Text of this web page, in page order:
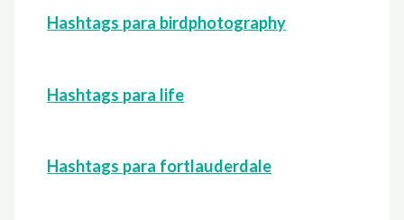
Hashtags para birdphotography
Hashtags para life
Hashtags para fortlauderdale